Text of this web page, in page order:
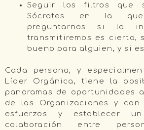
Seguir los filtros que
Sócrates en la
preguntarnos si la
transmitiremos es cierta,
bueno para alguien, y si
Cada persona, y
Líder Orgánica, tiene la
panoramas de oportunidades
de las Organizaciones y
esfuerzos y establecer
colaboración entre